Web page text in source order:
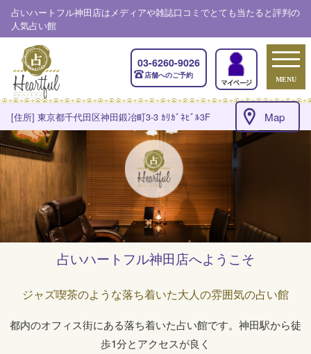
占いハートフル神田店はメディアや雑誌口コミでとても当たると評判の
人気占い館
MENU
[住所] 東京都千代田区神田鍛冶町3-3 ｶﾘｶﾞﾈﾋﾞﾙ3F Map
03-6260-9026
店舗へのご予約
占いハートフル神田店へようこそ
ジャズ喫茶のような落ち着いた大人の雰囲気の占い館
都内のオフィス街にある落ち着いた占い館です。神田駅から徒
歩1分とアクセスが良く